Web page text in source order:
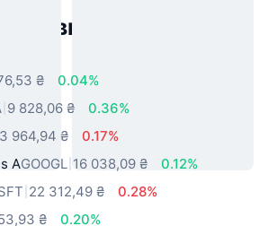
реального
₴
0.04%
9 828,06 ₴
0.36%
964,94 ₴
0.17%
AGOOGL 16 038,09 ₴
0.12%
22 312,49 ₴
0.28%
₴ 0.20%